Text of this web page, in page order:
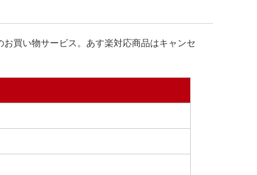
買い物サービス。あす楽対応商品はキャンセ